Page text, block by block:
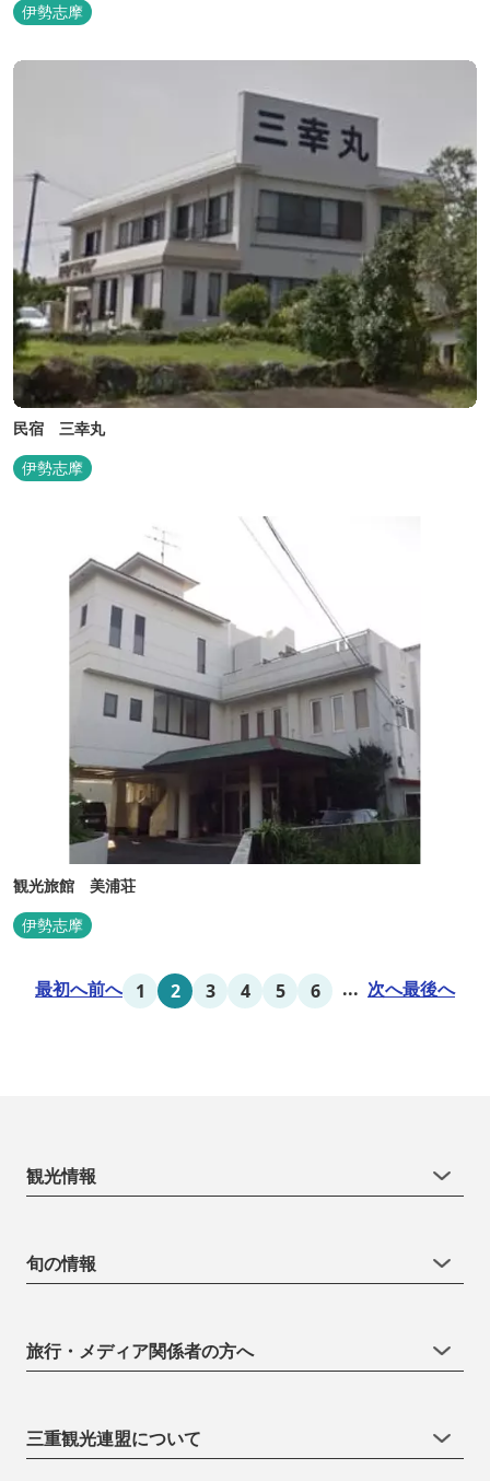
伊勢志摩
民宿 三幸丸
伊勢志摩
観光旅館 美浦荘
伊勢志摩
最初へ前へ 1 2 3 4 5 6 ... 次へ最後へ
観光情報
旬の情報
旅行・メディア関係者の方へ
三重観光連盟について